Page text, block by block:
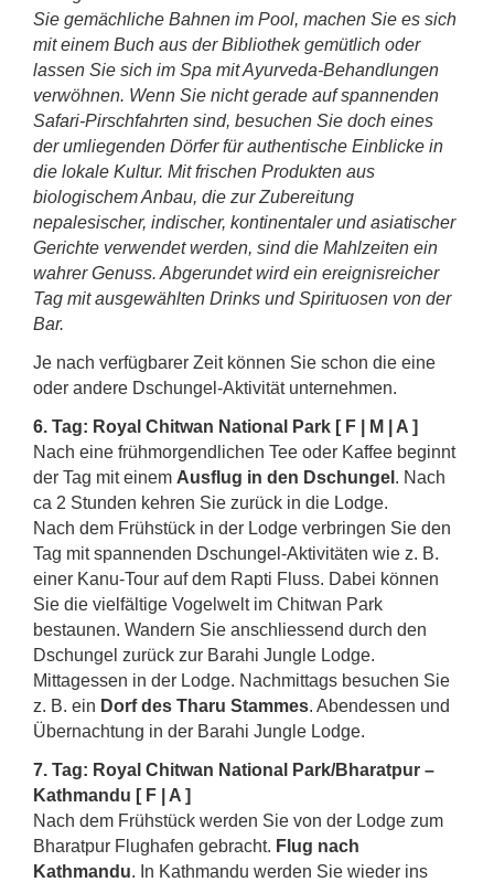
Sie gemächliche Bahnen im Pool, machen Sie es sich
mit einem Buch aus der Bibliothek gemütlich oder
lassen Sie sich im Spa mit Ayurveda-Behandlungen
verwöhnen. Wenn Sie nicht gerade auf spannenden
Safari-Pirschfahrten sind, besuchen Sie doch eines
der umliegenden Dörfer für authentische Einblicke in
die lokale Kultur. Mit frischen Produkten aus
biologischem Anbau, die zur Zubereitung
nepalesischer, indischer, kontinentaler und asiatischer
Gerichte verwendet werden, sind die Mahlzeiten ein
wahrer Genuss. Abgerundet wird ein ereignisreicher
Tag mit ausgewählten Drinks und Spirituosen von der
Bar.
Je nach verfügbarer Zeit können Sie schon die eine
oder andere Dschungel-Aktivität unternehmen.
6. Tag: Royal Chitwan National Park [ F | M | A ]
Nach eine frühmorgendlichen Tee oder Kaffee beginnt
der Tag mit einem Ausflug in den Dschungel . Nach
ca 2 Stunden kehren Sie zurück in die Lodge.
Nach dem Frühstück in der Lodge verbringen Sie den
Tag mit spannenden Dschungel-Aktivitäten wie z. B.
einer Kanu-Tour auf dem Rapti Fluss. Dabei können
Sie die vielfältige Vogelwelt im Chitwan Park
bestaunen. Wandern Sie anschliessend durch den
Dschungel zurück zur Barahi Jungle Lodge.
Mittagessen in der Lodge. Nachmittags besuchen Sie
z. B. ein Dorf des Tharu Stammes. Abendessen und
Übernachtung in der Barahi Jungle Lodge.
7. Tag: Royal Chitwan National Park/Bharatpur –
Kathmandu [ F | A ]
Nach dem Frühstück werden Sie von der Lodge zum
Bharatpur Flughafen gebracht. Flug nach
Kathmandu. In Kathmandu werden Sie wieder ins